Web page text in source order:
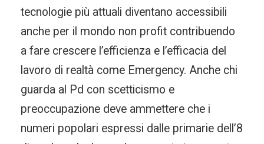
tecnologie più attuali diventano accessibili
anche per il mondo non profit contribuendo
a fare crescere l’efficienza e l’efficacia del
lavoro di realtà come Emergency. Anche chi
guarda al Pd con scetticismo e
preoccupazione deve ammettere che i
numeri popolari espressi dalle primarie dell’8